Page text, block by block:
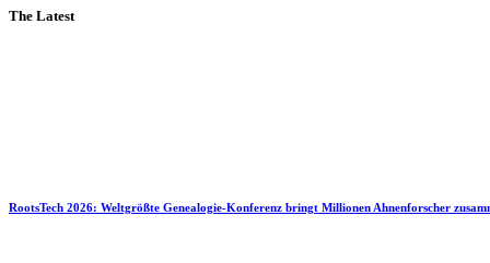
The Latest
RootsTech 2026: Weltgrößte Genealogie-Konferenz bringt Millionen Ahnenforscher